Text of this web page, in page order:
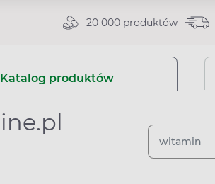
20 000 produktów
Katalog produktów